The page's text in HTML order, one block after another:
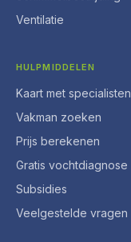
Ventilatie
HULPMIDDELEN
Kaart met specialisten
Vakman zoeken
Prijs berekenen
Gratis vochtdiagnose
Subsidies
Veelgestelde vragen